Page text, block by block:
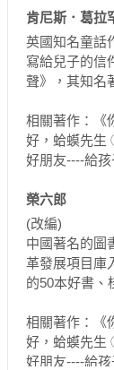
第三章 黎明
蛤蟆先生的信
第四章 蛤蟆歷
第三冊目錄
第一章 旅行者
蛤蟆先生的信
第二章 再次歷
蛤蟆先生的信
第三章 蛤蟆淚
蛤蟆先生的信
肯尼斯．葛拉
英國知名童話
寫給兒子的信
聲》，其知名
相關著作：《
好，蛤蟆先生
好朋友----給孩
榮六郎
(改編)
中國著名的圖
革發展項目庫
的50本好書、
相關著作：《
好，蛤蟆先生
好朋友----給孩